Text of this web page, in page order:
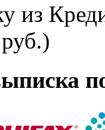
из